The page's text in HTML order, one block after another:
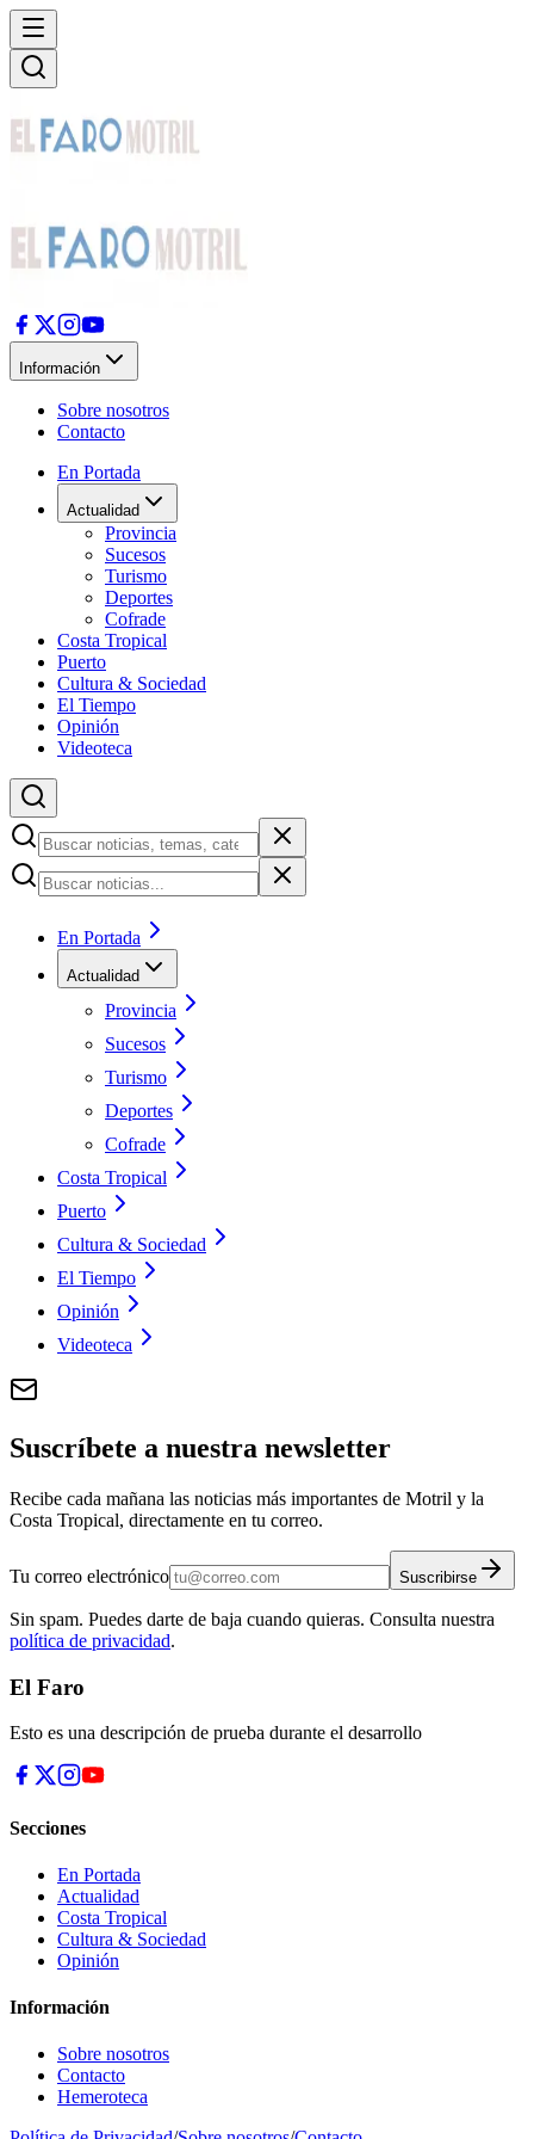
Información
Sobre nosotros
Contacto
En Portada
Actualidad
Provincia
Sucesos
Turismo
Deportes
Cofrade
Costa Tropical
Puerto
Cultura & Sociedad
El Tiempo
Opinión
Videoteca
En Portada
Actualidad
Provincia
Sucesos
Turismo
Deportes
Cofrade
Costa Tropical
Puerto
Cultura & Sociedad
El Tiempo
Opinión
Videoteca
Suscríbete a nuestra newsletter
Recibe cada mañana las noticias más importantes de Motril y la
Costa Tropical, directamente en tu correo.
Tu correo electrónico Suscribirse
Sin spam. Puedes darte de baja cuando quieras. Consulta nuestra
política de privacidad.
El Faro
Esto es una descripción de prueba durante el desarrollo
Secciones
En Portada
Actualidad
Costa Tropical
Cultura & Sociedad
Opinión
Información
Sobre nosotros
Contacto
Hemeroteca